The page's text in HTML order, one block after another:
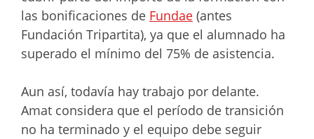
las bonificaciones de Fundae (antes
Fundación Tripartita), ya que el alumnado ha
superado el mínimo del 75% de asistencia.
Aun así, todavía hay trabajo por delante.
Amat considera que el período de transición
no ha terminado y el equipo debe seguir